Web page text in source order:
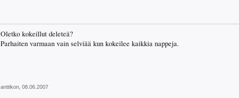
Oletko kokeillut deleteä?
Parhaiten varmaan vain selviää kun kokeilee kaikkia nappeja.
anttikon 08.06.2007